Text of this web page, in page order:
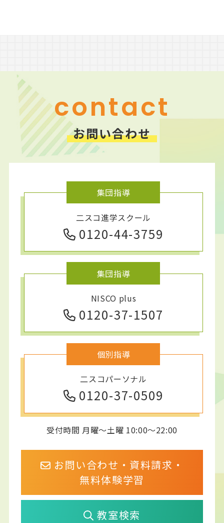
contact
お問い合わせ
集団指導
二スコ進学スクール
0120-44-3759
集団指導
NISCO plus
0120-37-1507
個別指導
二スコパーソナル
0120-37-0509
受付時間 月曜～土曜 10:00～22:00
お問い合わせ・資料請求・
無料体験学習
教室検索